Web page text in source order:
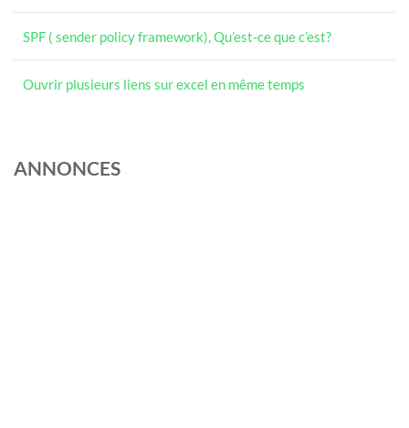
SPF ( sender policy framework), Qu’est-ce que c’est?
Ouvrir plusieurs liens sur excel en même temps
ANNONCES